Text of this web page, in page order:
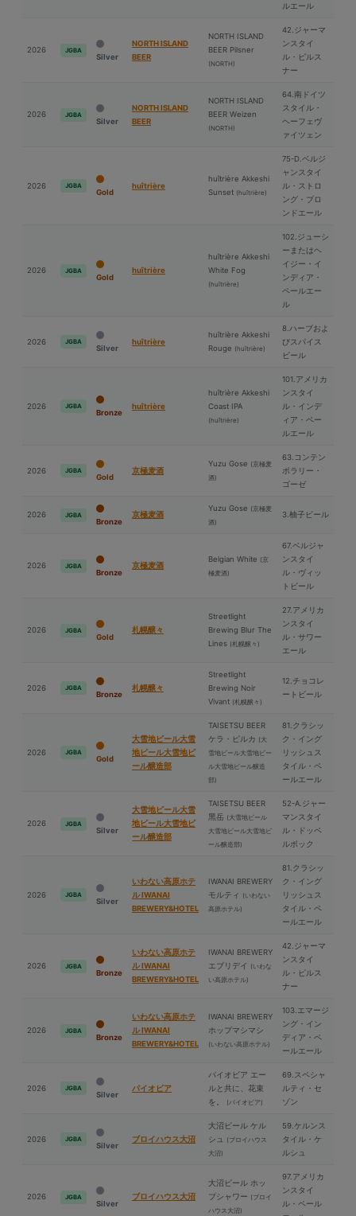
ルエール
2026 JGBA
Silver
NORTH ISLAND
BEER
NORTH ISLAND
BEER Pilsner
(NORTH)
42.ジャーマ
ンスタイ
ル・ピルス
ナー
2026 JGBA
Silver
NORTH ISLAND
BEER
NORTH ISLAND
BEER Weizen
(NORTH)
64.南ドイツ
スタイル・
ヘーフェヴ
ァイツェン
2026 JGBA
Gold
huîtrière
huîtrière Akkeshi
Sunset (huîtrière)
75-D.ベルジ
ャンスタイ
ル・ストロ
ング・ブロ
ンドエール
2026 JGBA
Gold
huîtrière
huîtrière Akkeshi
White Fog
(huîtrière)
102.ジューシ
ーまたはヘ
イジー・イ
ンディア・
ペールエー
ル
2026 JGBA
Silver
huîtrière
huîtrière Akkeshi
Rouge (huîtrière)
8.ハーブおよ
びスパイス
ビール
2026 JGBA
Bronze
huîtrière
huîtrière Akkeshi
Coast IPA
(huîtrière)
101.アメリカ
ンスタイ
ル・インデ
ィア・ペー
ルエール
2026 JGBA
Gold
京極⻨酒
Yuzu Gose (京極⻨
酒)
63.コンテン
ポラリー・
ゴーゼ
2026 JGBA
Bronze
京極⻨酒
Yuzu Gose (京極⻨
酒)
3.柚子ビール
2026 JGBA
Bronze
京極⻨酒
Belgian White (京
極⻨酒)
67.ベルジャ
ンスタイ
ル・ヴィッ
トビール
2026 JGBA
Gold
札幌醸々
Streetlight
Brewing Blur The
Lines (札幌醸々)
27.アメリカ
ンスタイ
ル・サワー
エール
2026 JGBA
Bronze
札幌醸々
Streetlight
Brewing Noir
Vivant (札幌醸々)
12.チョコレ
ートビール
2026 JGBA
Gold
⼤雪地ビール⼤雪
地ビール⼤雪地ビ
ール醸造部
TAISETSU BEER
ケラ・ピルカ (⼤
雪地ビール⼤雪地ビー
ル⼤雪地ビール醸造
部)
81.クラシッ
ク・イング
リッシュス
タイル・ペ
ールエール
2026 JGBA
Silver
⼤雪地ビール⼤雪
地ビール⼤雪地ビ
ール醸造部
TAISETSU BEER
⿊岳 (⼤雪地ビール
⼤雪地ビール⼤雪地ビ
ール醸造部)
52-A.ジャー
マンスタイ
ル・ドッペ
ルボック
2026 JGBA
Silver
いわない高原ホテ
ル IWANAI
BREWERY&HOTEL
IWANAI BREWERY
モルティ (いわない
高原ホテル)
81.クラシッ
ク・イング
リッシュス
タイル・ペ
ールエール
2026 JGBA
Bronze
いわない高原ホテ
ル IWANAI
BREWERY&HOTEL
IWANAI BREWERY
エブリデイ (いわな
い高原ホテル)
42.ジャーマ
ンスタイ
ル・ピルス
ナー
2026 JGBA
Bronze
いわない高原ホテ
ル IWANAI
BREWERY&HOTEL
IWANAI BREWERY
ホップマシマシ
(いわない高原ホテル)
103.エマージ
ング・イン
ディア・ペ
ールエール
2026 JGBA
Silver
パイオビア
パイオビア エー
ルと共に、花束
を。
(パイオビア)
69.スペシャ
ルティ・セ
ゾン
2026 JGBA
Silver
ブロイハウス⼤沼
⼤沼ビール ケル
シュ
(ブロイハウス
⼤沼)
59.ケルンス
タイル・ケ
ルシュ
2026 JGBA
Silver
ブロイハウス⼤沼
⼤沼ビール ホッ
プシャワー (ブロイ
ハウス⼤沼)
97.アメリカ
ンスタイ
ル・ペール